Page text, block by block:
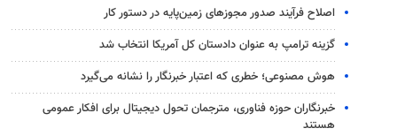
اصلاح فرآیند صدور مجوزهای زمین‌پایه در دستور کار
گزینه ترامپ به عنوان دادستان کل آمریکا انتخاب شد
هوش مصنوعی؛ خطری که اعتبار خبرنگار را نشانه می‌گیرد
خبرنگاران حوزه فناوری، مترجمان تحول دیجیتال برای افکار عمومی
هستند